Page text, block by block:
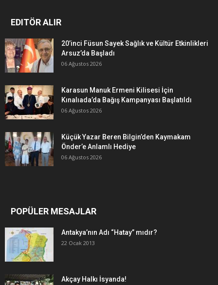
EDITÖR ALIR
20’inci Füsun Sayek Sağlık ve Kültür Etkinlikleri
Arsuz’da Başladı
06 Ağustos 2026
Karasun Manuk Ermeni Kilisesi İçin
Kınalıada’da Bağış Kampanyası Başlatıldı
06 Ağustos 2026
Küçük Yazar Beren Bilgin’den Kaymakam
Önder’e Anlamlı Hediye
06 Ağustos 2026
POPÜLER MESAJLAR
Antakya’nın Adı “Hatay” mıdır?
22 Ocak 2013
Akçay Halkı İsyanda!